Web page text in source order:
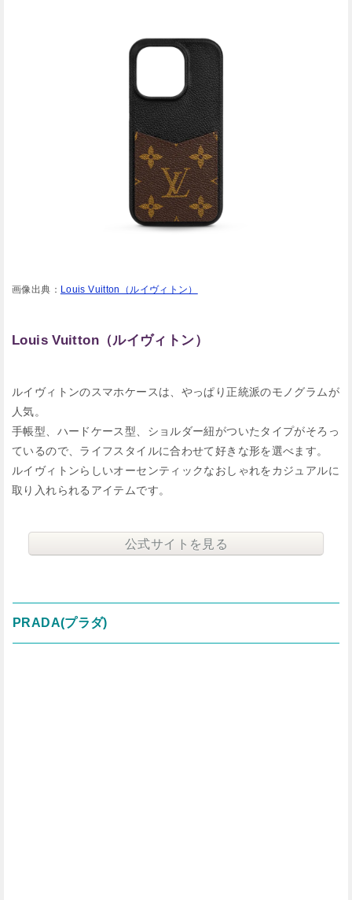
画像出典： Louis Vuitton（ルイヴィトン）
Louis Vuitton（ルイヴィトン）
ルイヴィトンのスマホケースは、やっぱり正統派のモノグラムが
人気。
手帳型、ハードケース型、ショルダー紐がついたタイプがそろっ
ているので、ライフスタイルに合わせて好きな形を選べます。
ルイヴィトンらしいオーセンティックなおしゃれをカジュアルに
取り入れられるアイテムです。
公式サイトを見る
PRADA(プラダ)